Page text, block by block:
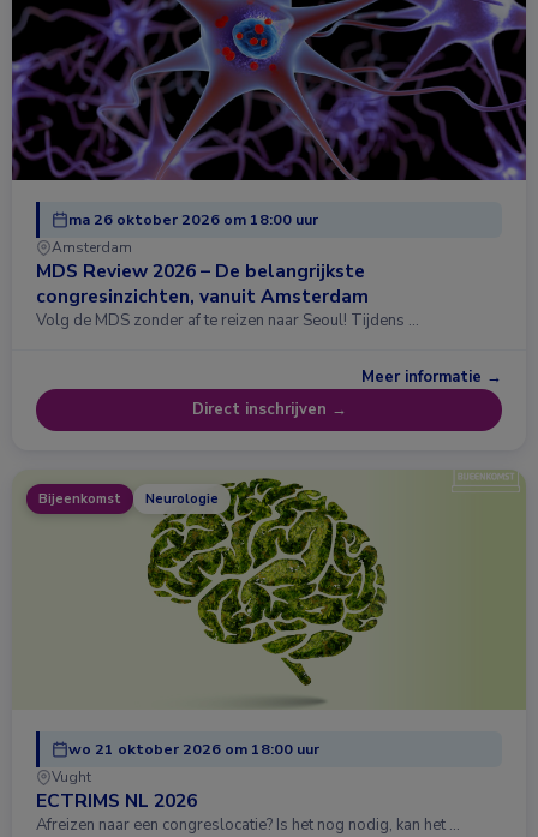
ma 26 oktober 2026 om 18:00 uur
Amsterdam
MDS Review 2026 – De belangrijkste
congresinzichten, vanuit Amsterdam
Volg de MDS zonder af te reizen naar Seoul! Tijdens …
Meer informatie →
Direct inschrijven →
Bijeenkomst Neurologie
wo 21 oktober 2026 om 18:00 uur
Vught
ECTRIMS NL 2026
Afreizen naar een congreslocatie? Is het nog nodig, kan het …